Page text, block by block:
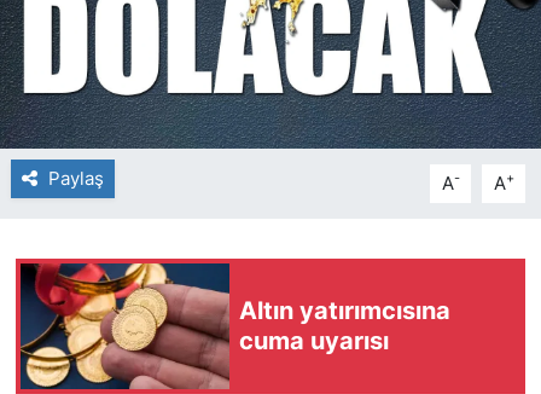
Paylaş A- A+
Altın yatırımcısına
cuma uyarısı